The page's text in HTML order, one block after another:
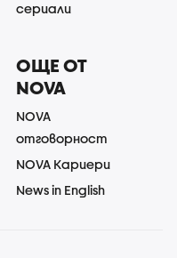
сериали
ОЩЕ ОТ
NOVA
NOVA
отговорност
NOVA Кариери
News in English